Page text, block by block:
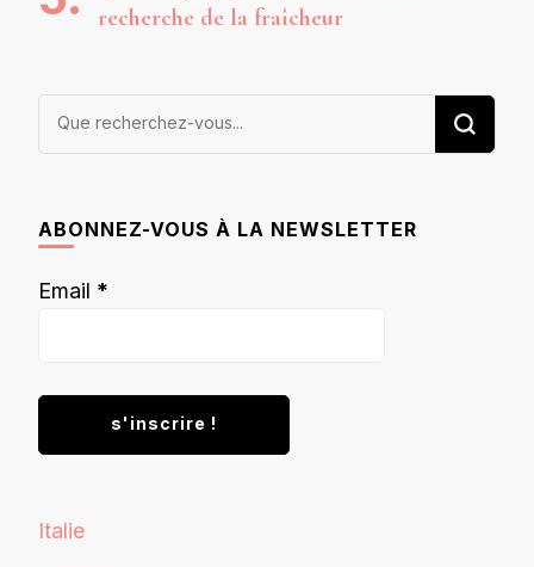
recherche de la fraîcheur
Vous
ABONNEZ-VOUS À LA NEWSLETTER
Email *
Italie